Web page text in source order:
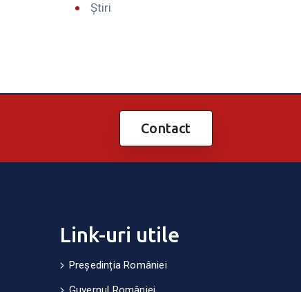
Știri
Contact
Link-uri utile
Președinția României